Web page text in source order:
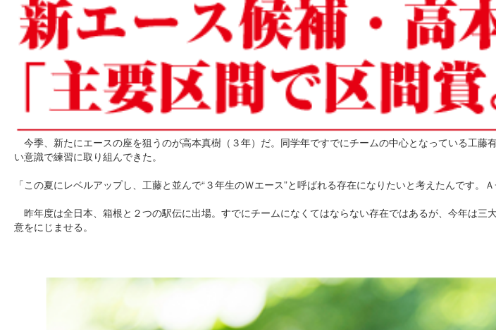
今季、新たにエースの座を狙うのが高本真樹（３年）だ。同学年ですでにチームの中心となっている工
い意識で練習に取り組んできた。
「この夏にレベルアップし、工藤と並んで“３年生のＷエース”と呼ばれる存在になりたいと考えたんです
昨年度は全日本、箱根と２つの駅伝に出場。すでにチームになくてはならない存在ではあるが、今年は
意をにじませる。